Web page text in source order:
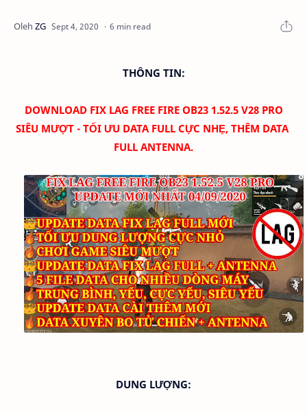
6 min read
THÔNG TIN:
DOWNLOAD FIX LAG FREE FIRE OB23 1.52.5 V28 PRO
SIÊU MƯỢT - TỐI ƯU DATA FULL CỰC NHẸ, THÊM DATA
FULL ANTENNA.
DUNG LƯỢNG: